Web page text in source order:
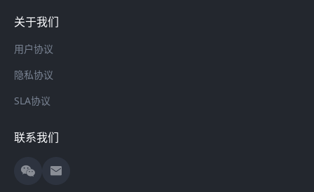
关于我们
用户协议
隐私协议
SLA协议
联系我们